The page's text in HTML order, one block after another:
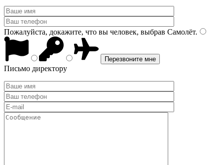
Пожалуйста, докажите, что вы человек, выбрав Самолёт.
Письмо директору